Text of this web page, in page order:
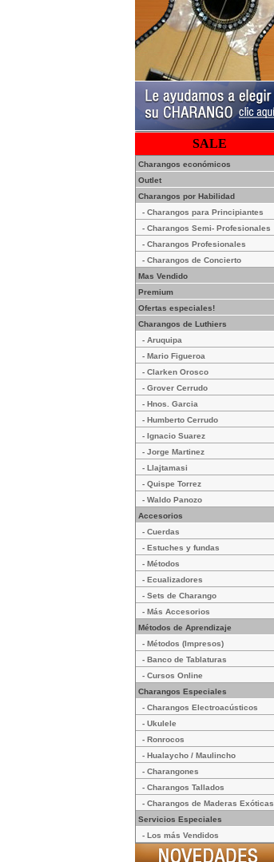
SALE
Charangos económicos
Outlet
Charangos por Habilidad
- Charangos para Principiantes
- Charangos Semi- Profesionales
- Charangos Profesionales
- Charangos de Concierto
Mas Vendido
Premium
Ofertas especiales!
Charangos de Luthiers
- Aruquipa
- Mario Figueroa
- Clarken Orosco
- Grover Cerrudo
- Hnos. Garcia
- Humberto Cerrudo
- Ignacio Suarez
- Jorge Martinez
- Llajtamasi
- Quispe Torrez
- Waldo Panozo
Accesorios
- Cuerdas
- Estuches y fundas
- Métodos
- Ecualizadores
- Sets de Charango
- Más Accesorios
Métodos de Aprendizaje
- Métodos (Impresos)
- Banco de Tablaturas
- Cursos Online
Charangos Especiales
- Charangos Electroacústicos
- Ukulele
- Ronrocos
- Hualaycho / Maulincho
- Charangones
- Charangos Tallados
- Charangos de Maderas Exóticas
Servicios Especiales
- Los más Vendidos